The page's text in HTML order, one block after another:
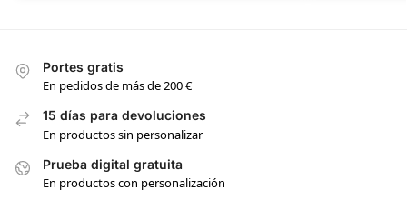
Portes gratis
En pedidos de más de 200 €
15 días para devoluciones
En productos sin personalizar
Prueba digital gratuita
En productos con personalización